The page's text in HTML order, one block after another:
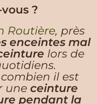
?
Routière, près
enceintes mal
lors de
il est
une ceinture
pendant la